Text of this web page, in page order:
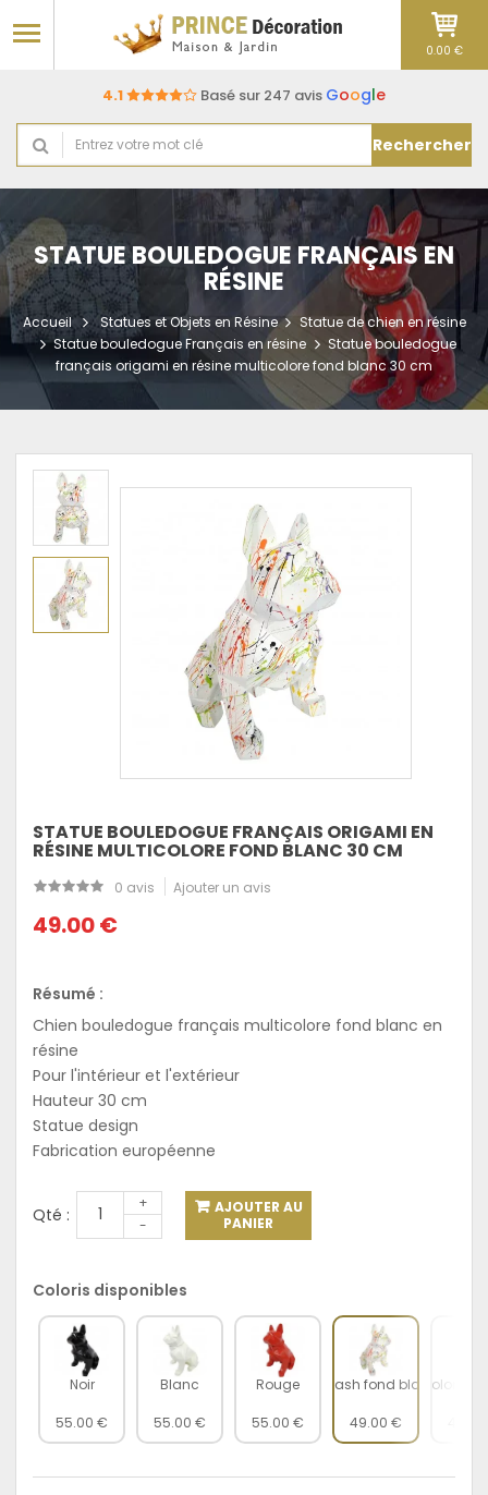
4.1 Basé sur 247 avis Google
Rechercher
0.00 €
STATUE BOULEDOGUE FRANÇAIS EN
RÉSINE
Accueil Statues et Objets en Résine
Statue de chien en résine
Statue bouledogue Français en résine
Statue bouledogue
français origami en résine multicolore fond blanc 30 cm
STATUE BOULEDOGUE FRANÇAIS ORIGAMI EN
RÉSINE MULTICOLORE FOND BLANC 30 CM
0 avis Ajouter un avis
49.00 €
Résumé :
Chien bouledogue français multicolore fond blanc en
résine
Pour l'intérieur et l'extérieur
Hauteur 30 cm
Statue design
Fabrication européenne
Qté :
+
-
AJOUTER AU
PANIER
Coloris disponibles
Noir
55.00 €
Blanc
55.00 €
Rouge
55.00 €
Splash fond blanc
49.00 €
Multicolorte